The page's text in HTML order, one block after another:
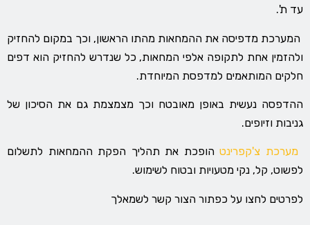
עד ת'.
המערכת מדפיסה את ההמחאות מהתו הראשון, וכך במקום להחזיק
ולהזמין אחת לתקופה אלפי המחאות, כל שנדרש להחזיק הוא דפים
חלקים המותאמים למדפסת המיוחדת.
ההדפסה נעשית באופן מאובטח וכך מצמצמת גם את הסיכון של
גניבות וזיופים.
מערכת צ'קפרינט הופכת את תהליך הפקת ההמחאות לתשלום
לפשוט, קל, נקי מטעויות ובטוח לשימוש.
לפרטים לחצו על כפתור הצור קשר לשמאלך